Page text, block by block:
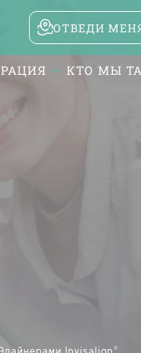
ОТВЕДИ
КТО МЫ